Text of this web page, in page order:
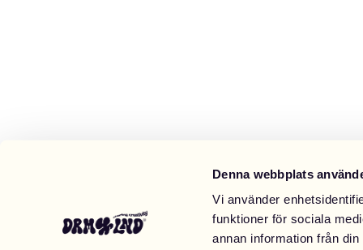
Denna webbplats
Vi använder
funktioner för sociala
annan information från